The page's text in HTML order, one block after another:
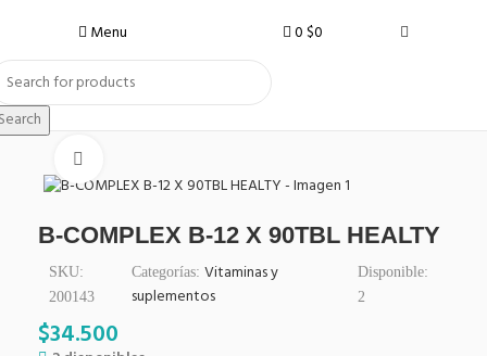
Menu 0$0
B-COMPLEX B-12 X 90TBL HEALTY
SKU:
200143
Categorías: Vitaminas y
suplementos
Disponible:
2
$34.500